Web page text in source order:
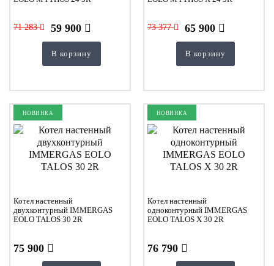
71 283 59 900
В корзину
73 377 65 900
В корзину
НОВИНКА
Котел настенный
двухконтурный IMMERGAS
EOLO TALOS 30 2R
75 900
НОВИНКА
Котел настенный
одноконтурный IMMERGAS
EOLO TALOS Х 30 2R
76 790